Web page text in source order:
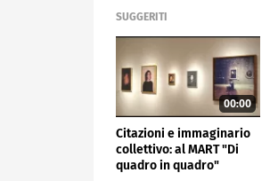
SUGGERITI
00:00
Citazioni e immaginario
collettivo: al MART "Di
quadro in quadro"